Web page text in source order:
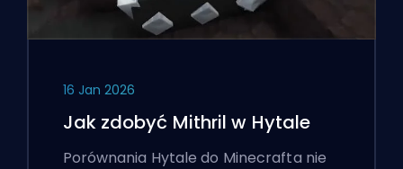
16 Jan 2026
Jak zdobyć Mithril w Hytale
Porównania Hytale do Minecrafta nie